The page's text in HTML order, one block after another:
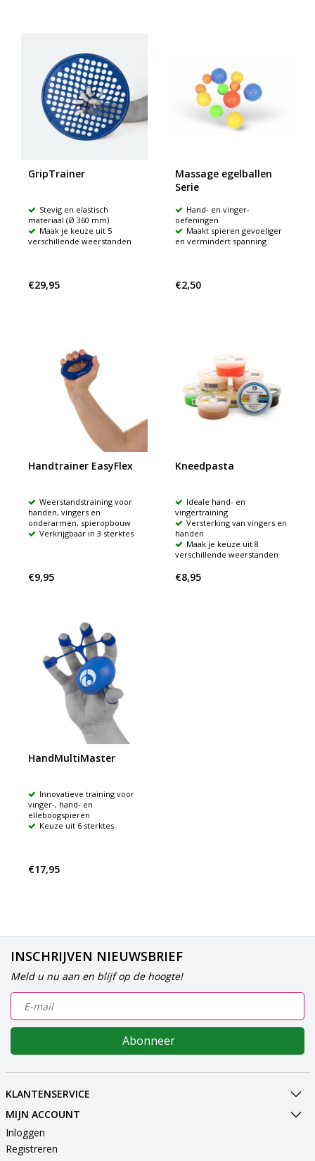
GripTrainer
Stevig en elastisch
materiaal (Ø 360 mm)
Maak je keuze uit 5
verschillende weerstanden
€29,95
Massage egelballen
Serie
Hand- en vinger-
oefeningen
Maakt spieren gevoeliger
en vermindert spanning
€2,50
Handtrainer EasyFlex
Weerstandstraining voor
handen, vingers en
onderarmen, spieropbouw
Verkrijgbaar in 3 sterktes
€9,95
Kneedpasta
Ideale hand- en
vingertraining
Versterking van vingers en
handen
Maak je keuze uit 8
verschillende weerstanden
€8,95
HandMultiMaster
Innovatieve training voor
vinger-, hand- en
elleboogspieren
Keuze uit 6 sterktes
€17,95
INSCHRIJVEN NIEUWSBRIEF
Meld u nu aan en blijf op de hoogte!
Abonneer
KLANTENSERVICE
MIJN ACCOUNT
Inloggen
Registreren